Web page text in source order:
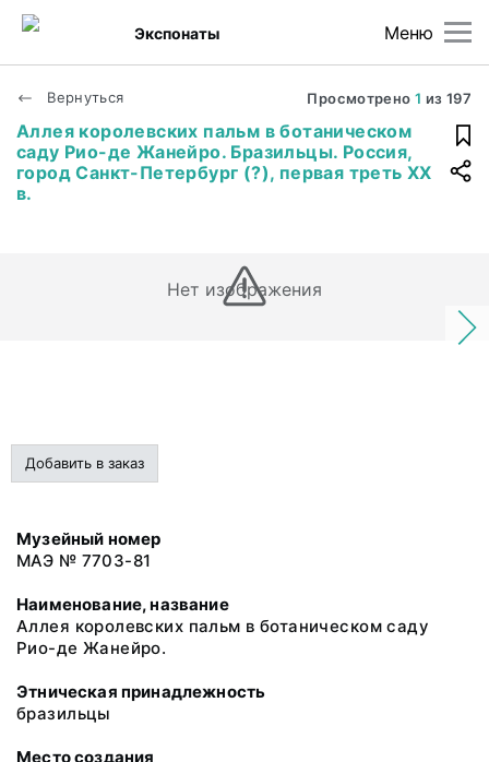
Меню
Экспонаты
Вернуться Просмотрено 1 из 197
Аллея королевских пальм в ботаническом
саду Рио-де Жанейро. Бразильцы. Россия,
город Санкт-Петербург (?), первая треть ХХ
в.
Нет изображения
Добавить в заказ
Музейный номер
МАЭ № 7703-81
Наименование, название
Аллея королевских пальм в ботаническом саду
Рио-де Жанейро.
Этническая принадлежность
бразильцы
Место создания